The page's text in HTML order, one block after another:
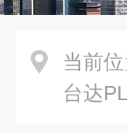
当前位
台达